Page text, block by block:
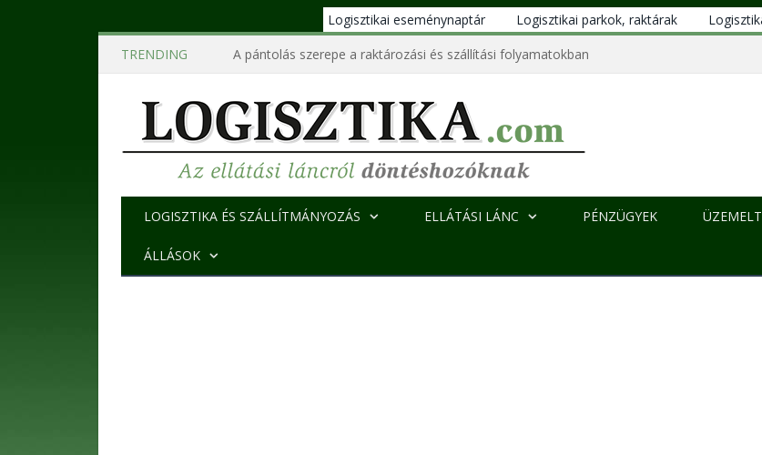
Logisztikai eseménynaptár Logisztikai parkok, raktárak
TRENDING
A pántolás szerepe a raktározási és szállítási folyamatokban
LOGISZTIKA ÉS SZÁLLÍTMÁNYOZÁS ELLÁTÁSI LÁNC PÉNZÜGYEK
ÁLLÁSOK